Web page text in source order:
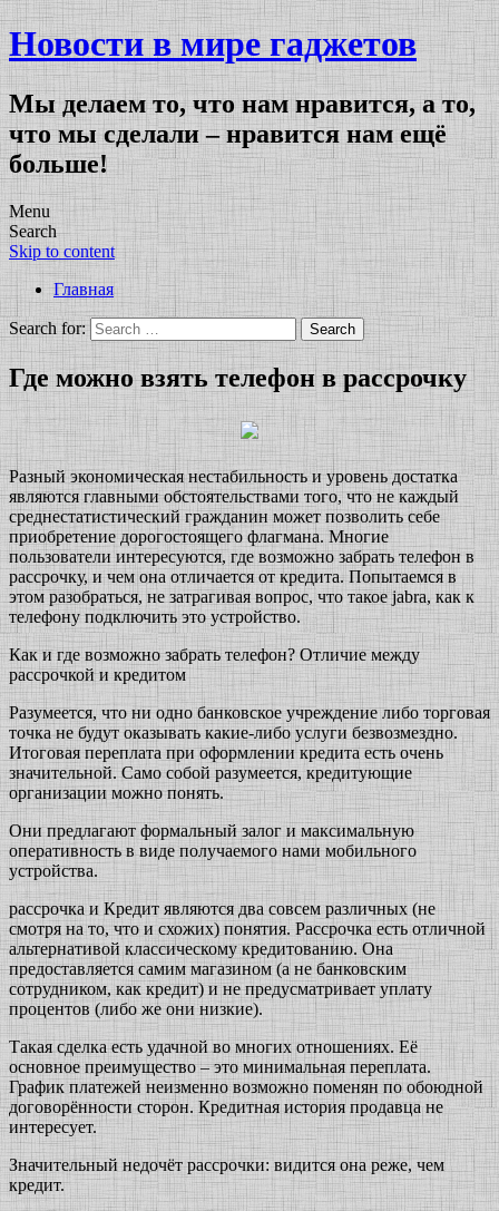
Новости в мире гаджетов
Мы делаем то, что нам нравится, а то,
что мы сделали – нравится нам ещё
больше!
Menu
Search
Skip to content
Главная
Search for:
Где можно взять телефон в рассрочку
Разный экономическая нестабильность и уровень достатка
являются главными обстоятельствами того, что не каждый
среднестатистический гражданин может позволить себе
приобретение дорогостоящего флагмана. Многие
пользователи интересуются, где возможно забрать телефон в
рассрочку, и чем она отличается от кредита. Попытаемся в
этом разобраться, не затрагивая вопрос, что такое jabra, как к
телефону подключить это устройство.
Как и где возможно забрать телефон? Отличие между
рассрочкой и кредитом
Разумеется, что ни одно банковское учреждение либо торговая
точка не будут оказывать какие-либо услуги безвозмездно.
Итоговая переплата при оформлении кредита есть очень
значительной. Само собой разумеется, кредитующие
организации можно понять.
Они предлагают формальный залог и максимальную
оперативность в виде получаемого нами мобильного
устройства.
рассрочка и Кредит являются два совсем различных (не
смотря на то, что и схожих) понятия. Рассрочка есть отличной
альтернативой классическому кредитованию. Она
предоставляется самим магазином (а не банковским
сотрудником, как кредит) и не предусматривает уплату
процентов (либо же они низкие).
Такая сделка есть удачной во многих отношениях. Её
основное преимущество – это минимальная переплата.
График платежей неизменно возможно поменян по обоюдной
договорённости сторон. Кредитная история продавца не
интересует.
Значительный недочёт рассрочки: видится она реже, чем
кредит.